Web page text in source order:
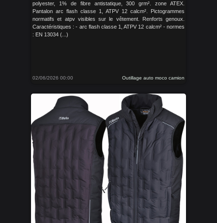
polyester, 1% de fibre antistatique, 300 grm². zone ATEX.
Pantalon arc flash classe 1, ATPV 12 calcm². Pictogrammes
normatifs et atpv visibles sur le vêtement. Renforts genoux.
Caractéristiques : - arc flash classe 1, ATPV 12 calcm² - normes
: EN 13034 (...)
02/06/2026 00:00 Outillage auto moco camion